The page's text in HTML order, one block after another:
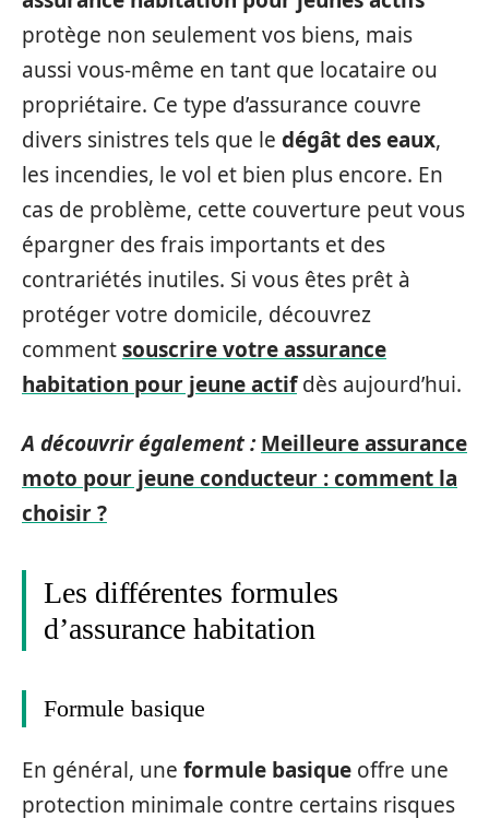
protège non seulement vos biens, mais
aussi vous-même en tant que locataire ou
propriétaire. Ce type d’assurance couvre
divers sinistres tels que le dégât des eaux,
les incendies, le vol et bien plus encore. En
cas de problème, cette couverture peut vous
épargner des frais importants et des
contrariétés inutiles. Si vous êtes prêt à
protéger votre domicile, découvrez
commentsouscrire votre assurance
habitation pour jeune actifdès aujourd’hui.
A découvrir également : Meilleure assurance
moto pour jeune conducteur : comment la
choisir ?
Les différentes formules
d’assurance habitation
Formule basique
En général, une formule basique offre une
protection minimale contre certains risques